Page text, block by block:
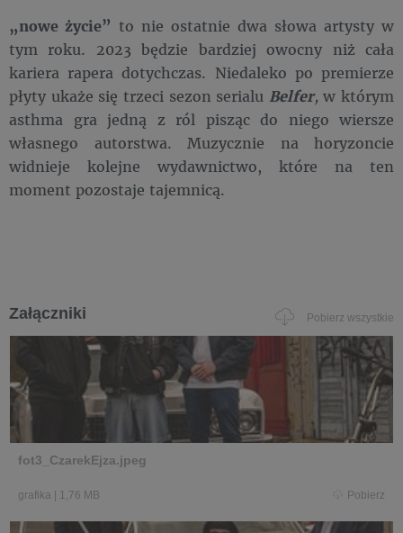
„nowe życie” to nie ostatnie dwa słowa artysty w
tym roku. 2023 będzie bardziej owocny niż cała
kariera rapera dotychczas. Niedaleko po premierze
płyty ukaże się trzeci sezon serialu Belfer,w którym
asthma gra jedną z ról pisząc do niego wiersze
własnego autorstwa. Muzycznie na horyzoncie
widnieje kolejne wydawnictwo, które na ten
moment pozostaje tajemnicą.
Załączniki Pobierz wszystkie
fot3_CzarekEjza.jpeg
grafika 1,76 MB Pobierz